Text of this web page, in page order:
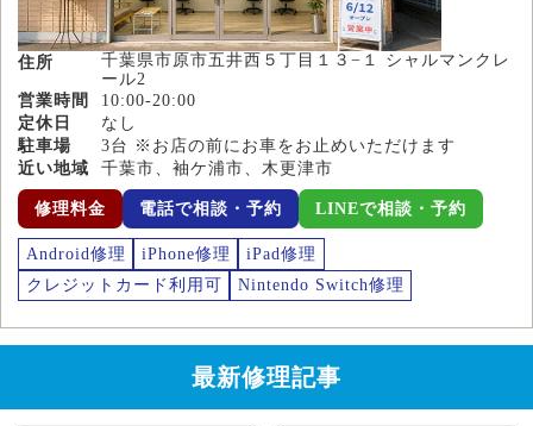
住所
千葉県市原市五井西５丁目１３−１ シャルマンクレ
ール2
営業時間
10:00-20:00
定休日
なし
駐車場
3台 ※お店の前にお車をお止めいただけます
近い地域
千葉市、袖ケ浦市、木更津市
修理料金 電話で相談・予約 LINEで相談・予約
Android修理 iPhone修理
iPad修理
クレジットカード利用可
Nintendo Switch修理
最新修理記事